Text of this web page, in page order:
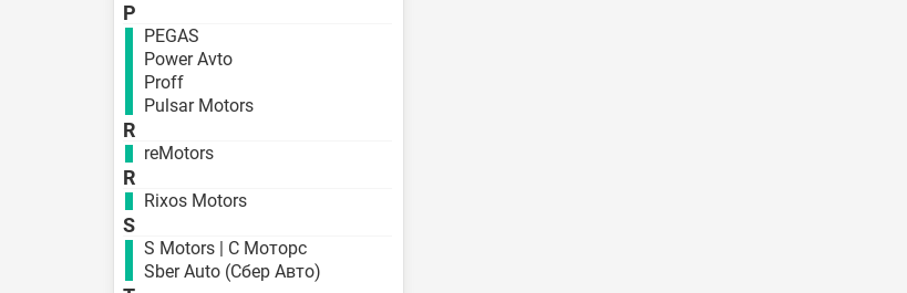
P
PEGAS
Power Avto
Proff
Pulsar Motors
R
reMotors
R
Rixos Motors
S
S Motors | С Моторс
Sber Auto (Сбер Авто)